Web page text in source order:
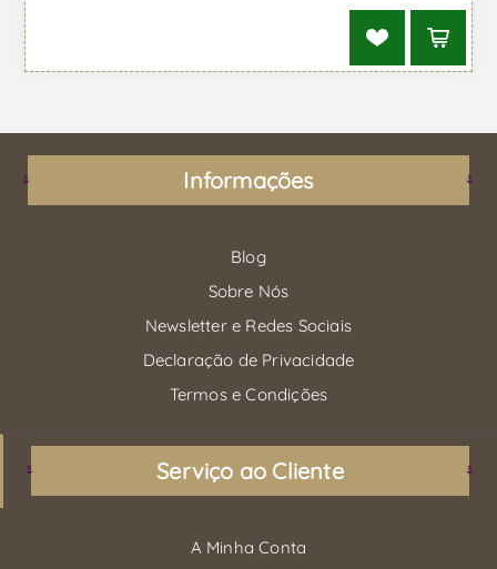
Informações
Blog
Sobre Nós
Newsletter e Redes Sociais
Declaração de Privacidade
Termos e Condições
Serviço ao Cliente
A Minha Conta